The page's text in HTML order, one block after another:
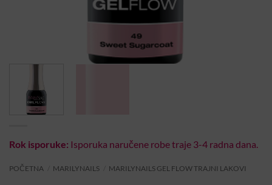
Rok isporuke: Isporuka naručene robe traje 3-4 radna dana.
POČETNA MARILYNAILS MARILYNAILS GEL FLOW TRAJNI LAKOVI